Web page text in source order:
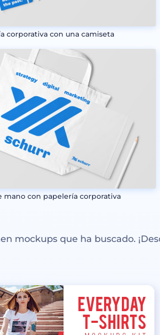
corporativa con una camiseta
mano con papelería corporativa
mockups que ha buscado.